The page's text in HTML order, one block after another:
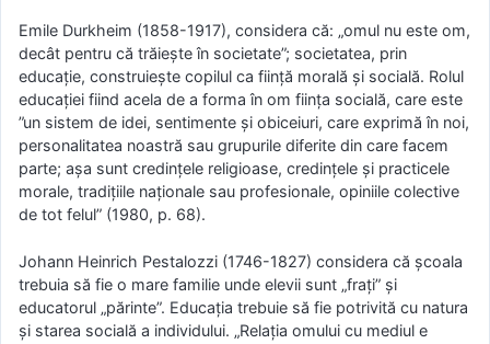
Emile Durkheim (1858-1917), considera că: „omul nu este om,
decât pentru că trăiește în societate”; societatea, prin
educație, construiește copilul ca ființă morală și socială. Rolul
educației fiind acela de a forma în om ființa socială, care este
”un sistem de idei, sentimente și obiceiuri, care exprimă în noi,
personalitatea noastră sau grupurile diferite din care facem
parte; așa sunt credințele religioase, credințele și practicele
morale, tradițiile naționale sau profesionale, opiniile colective
de tot felul” (1980, p. 68).
Johann Heinrich Pestalozzi (1746-1827) considera că școala
trebuia să fie o mare familie unde elevii sunt „frați” și
educatorul „părinte”. Educația trebuie să fie potrivită cu natura
și starea socială a individului. „Relația omului cu mediul e